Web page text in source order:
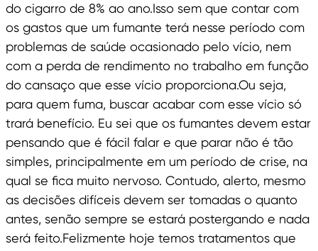
do cigarro de 8% ao ano.Isso sem que contar com
os gastos que um fumante terá nesse período com
problemas de saúde ocasionado pelo vício, nem
com a perda de rendimento no trabalho em função
do cansaço que esse vício proporciona.Ou seja,
para quem fuma, buscar acabar com esse vício só
trará benefício. Eu sei que os fumantes devem estar
pensando que é fácil falar e que parar não é tão
simples, principalmente em um período de crise, na
qual se fica muito nervoso. Contudo, alerto, mesmo
as decisões difíceis devem ser tomadas o quanto
antes, senão sempre se estará postergando e nada
será feito.Felizmente hoje temos tratamentos que